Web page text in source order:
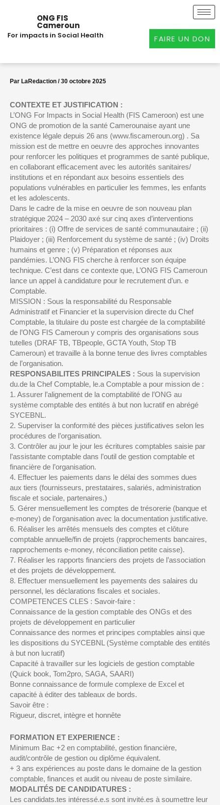
ONG FIS
Cameroun
For impacts in Social Health FAIRE UN DON
Par LaRedaction /30 octobre 2025
CONTEXTE ET JUSTIFICATION :
L’ONG For Impacts in Social Health (FIS Cameroon) est une
ONG de promotion de la santé Camerounaise ayant une
existence légale depuis 26 ans (www.fiscameroun.org) . Sa
mission est de mettre en oeuvre des approches innovantes
pour renforcer les politiques et programmes de santé publique,
en collaborant efficacement avec les autorités sanitaires/
institutions et en répondant aux besoins essentiels des
populations vulnérables en particulier les femmes, les enfants
et les adolescents.
Dans le cadre de la mise en oeuvre de son nouveau plan
stratégique 2024 – 2030 axé sur cinq axes d’interventions
prioritaires : (i) Offre de services de santé communautaire ; (ii)
Plaidoyer ; (iii) Renforcement du système de santé ; (iv) Droits
humains et genre ; (v) Préparation et réponses aux
pandémies. L’ONG FIS cherche à renforcer son équipe
technique. C’est dans ce contexte que, L’ONG FIS Cameroun
lance un appel à candidature pour le recrutement d’un. e
Comptable.
MISSION : Sous la responsabilité du Responsable
Administratif et Financier et la supervision directe du Chef
Comptable, la titulaire du poste est chargée de la comptabilité
de l’ONG FIS Cameroun y compris des organisations sous
tutelles (DRAF TB, TBpeople, GCTA Youth, Stop TB
Cameroun) et travaille à la bonne tenue des livres comptables
de l’organisation.
RESPONSABILITES PRINCIPALES : Sous la supervision
du.de la Chef Comptable, le.a Comptable a pour mission de :
1. Assurer l’alignement de la comptabilité de l’ONG au
système comptable des entités à but non lucratif en abrégé
SYCEBNL.
2. Superviser la conformité des pièces justificatives selon les
procédures de l’organisation.
3. Contrôler au jour le jour les écritures comptables saisie par
l’assistante comptable dans l’outil de gestion comptable et
financière de l’organisation.
4. Effectuer les paiements dans le délai des sommes dues
aux tiers (fournisseurs, prestataires, salariés, administration
fiscale et sociale, partenaires,)
5. Gérer mensuellement les comptes de trésorerie (banque et
e-money) de l’organisation avec la documentation justificative.
6. Réaliser les arrêtés mensuels des comptes et clôture
comptable annuelle/fin de projets (rapprochements bancaires,
rapprochements e-money, réconciliation petite caisse).
7. Réaliser les rapports financiers des projets de l’association
et des projets de développement.
8. Effectuer mensuellement les payements des salaires du
personnel, les déclarations fiscales et sociales.
COMPETENCES CLES : Savoir-faire :
Connaissance de la gestion comptable des ONGs et des
projets de développement en particulier
Connaissance des normes et principes comptables ainsi que
les dispositions du SYCEBNL (Système comptable des entités
à but non lucratif)
Capacité à travailler sur les logiciels de gestion comptable
(Quick book, Tom2pro, SAGA, SAARI)
Bonne connaissance de formule complexe de Excel et
capacité à éditer des tableaux de bords.
Savoir être :
Rigueur, discret, intègre et honnête
FORMATION ET EXPERIENCE :
Minimum Bac +2 en comptabilité, gestion financière,
audit/contrôle de gestion ou diplôme équivalent.
+ 3 ans expériences au poste dans le domaine de la gestion
comptable, finances et audit ou niveau de poste similaire.
MODALITÉS DE CANDIDATURES :
Les candidats.tes intéressé.e.s sont invité.es à soumettre leur